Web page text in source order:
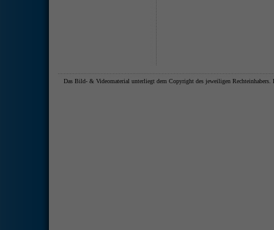
Das Bild- & Videomaterial unterliegt dem Copyright des jeweiligen